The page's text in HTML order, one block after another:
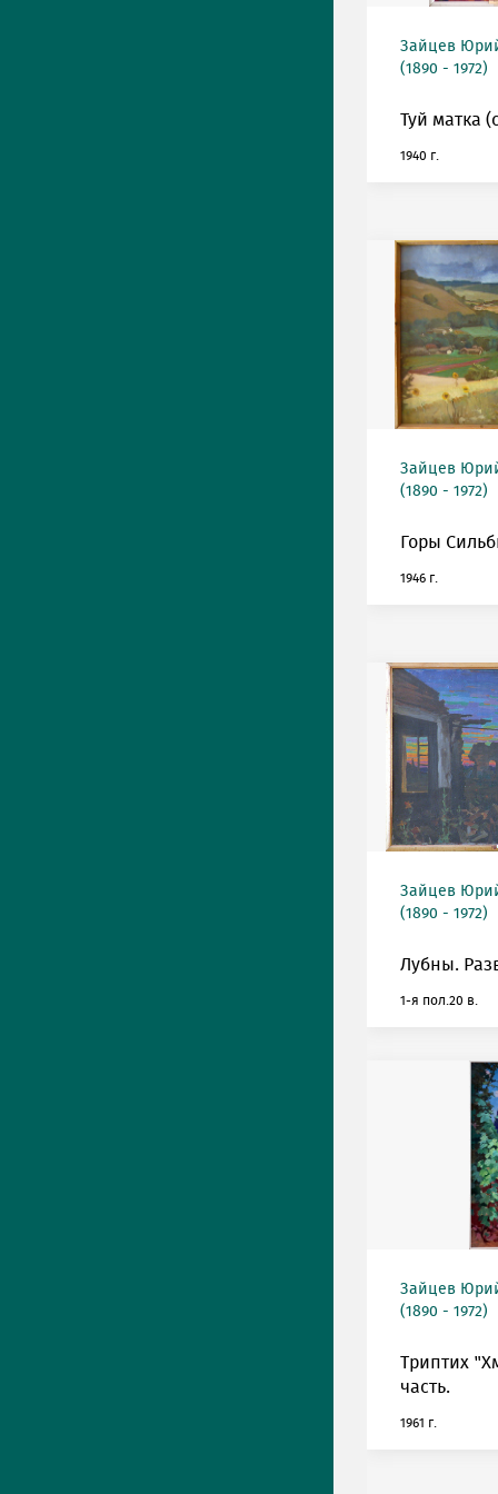
Зайцев
(1890 - 1972)
Туй матка
1940 г.
Зайцев
(1890 - 1972)
Горы
1946 г.
Зайцев
(1890 - 1972)
Лубны.
1-я пол.20 в.
Зайцев
(1890 - 1972)
Триптих
часть.
1961 г.